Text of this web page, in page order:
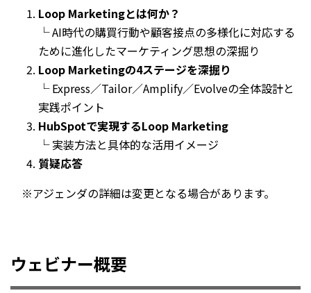
Loop Marketingとは何か？
└ AI時代の購買行動や顧客接点の多様化に対応する
ために進化したマーケティング思想の深掘り
Loop Marketingの4ステージを深掘り
└ Express／Tailor／Amplify／Evolveの全体設計と
実践ポイント
HubSpotで実現するLoop Marketing
└ 実装方法と具体的な活用イメージ
質疑応答
※アジェンダの詳細は変更となる場合があります。
ウェビナー概要